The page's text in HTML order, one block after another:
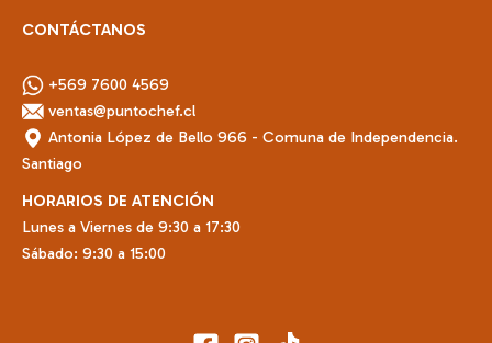
CONTÁCTANOS
+569 7600 4569
ventas@puntochef.cl
Antonia López de Bello 966 - Comuna de Independencia.
Santiago
HORARIOS DE ATENCIÓN
Lunes a Viernes de 9:30 a 17:30
Sábado: 9:30 a 15:00